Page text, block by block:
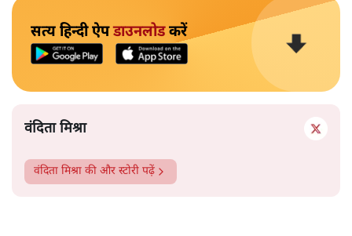
सत्य हिन्दी ऐपडाउनलोडकरें
वंदिता मिश्रा
वंदिता मिश्रा की और स्टोरी पढ़ें